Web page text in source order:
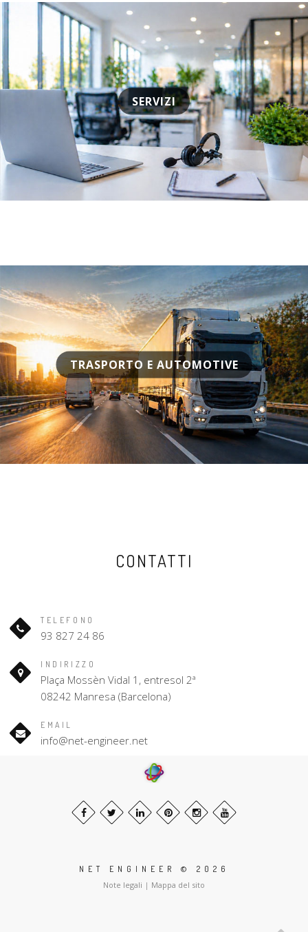
SERVIZI
TRASPORTO E AUTOMOTIVE
CONTATTI
TELEFONO
93 827 24 86
INDIRIZZO
Plaça Mossèn Vidal 1, entresol 2ª
08242 Manresa (Barcelona)
EMAIL
info@net-engineer.net
NET ENGINEER © 2026
Note legali | Mappa del sito